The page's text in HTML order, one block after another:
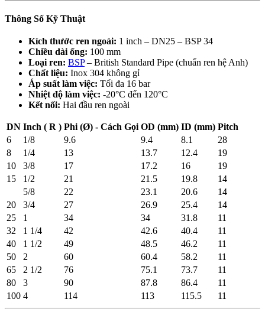
Thông Số Kỹ Thuật
Kích thước ren ngoài: 1 inch – DN25 – BSP 34
Chiều dài ống: 100 mm
Loại ren: BSP– British Standard Pipe (chuẩn ren hệ Anh)
Chất liệu: Inox 304 không gỉ
Áp suất làm việc: Tối đa 16 bar
Nhiệt độ làm việc: -20°C đến 120°C
Kết nối: Hai đầu ren ngoài
DN Inch ( R ) Phi (Ø) - Cách Gọi OD (mm) ID (mm) Pitch
6
1/8 9.6 9.4 8.1
28
8
1/4 13 13.7 12.4
19
10
3/8 17 17.2 16
19
15
1/2 21 21.5 19.8
14
5/8
22 23.1 20.6
14
20
3/4 27 26.9 25.4
14
25
1 34 34 31.8
11
32
1 1/4 42 42.6 40.4
11
40
1 1/2 49 48.5 46.2
11
50
2 60 60.4 58.2
11
65
2 1/2 76 75.1 73.7
11
80
3 90 87.8 86.4
11
100 4 114 113 115.5 11